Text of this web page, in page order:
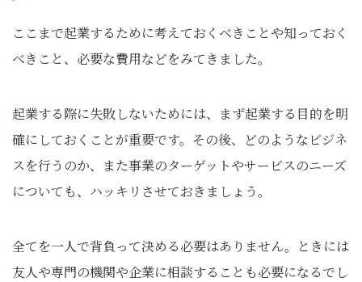
ここまで起業するために考えておくべきことや知っておく
べきこと、必要な費用などをみてきました。
起業する際に失敗しないためには、まず起業する目的を明
確にしておくことが重要です。その後、どのようなビジネ
スを行うのか、また事業のターゲットやサービスのニーズ
についても、ハッキリさせておきましょう。
全てを一人で背負って決める必要はありません。ときには
友人や専門の機関や企業に相談することも必要になるでし